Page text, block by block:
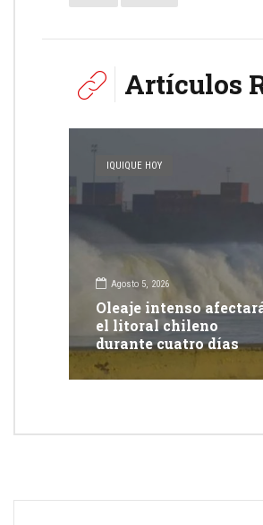
Artículos
IQUIQUE HOY
Agosto 5, 2026
Oleaje intenso
el litoral chileno
durante cuatro días